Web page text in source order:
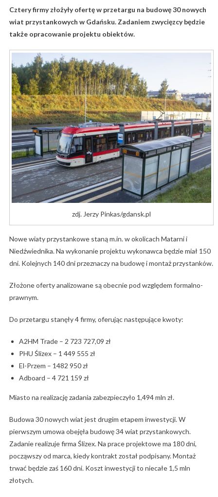
Cztery firmy złożyły ofertę w przetargu na budowę 30 nowych
wiat przystankowych w Gdańsku. Zadaniem zwycięzcy będzie
także opracowanie projektu obiektów.
zdj. Jerzy Pinkas/gdansk.pl
Nowe wiaty przystankowe staną m.in. w okolicach Matarni i
Niedźwiednika. Na wykonanie projektu wykonawca będzie miał 150
dni. Kolejnych 140 dni przeznaczy na budowę i montaż przystanków.
Złożone oferty analizowane są obecnie pod względem formalno-
prawnym.
Do przetargu stanęły 4 firmy, oferując następujące kwoty:
A2HM Trade – 2 723 727,09 zł
PHU Ślizex – 1 449 555 zł
El-Przem – 1482 950 zł
Adboard – 4 721 159 zł
Miasto na realizację zadania zabezpieczyło 1,494 mln zł.
Budowa 30 nowych wiat jest drugim etapem inwestycji. W
pierwszym umowa obejęła budowę 34 wiat przystankowych.
Zadanie realizuje firma Ślizex. Na prace projektowe ma 180 dni,
począwszy od marca, kiedy kontrakt został podpisany. Montaż
trwać będzie zaś 160 dni. Koszt inwestycji to niecałe 1,5 mln
złotych.